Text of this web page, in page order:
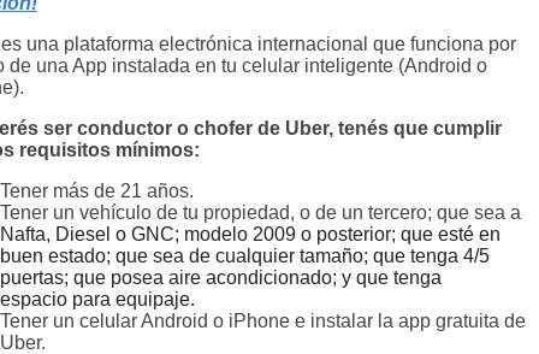
una plataforma electrónica internacional que funciona por
de una App instalada en tu celular inteligente (Android o
ser conductor o chofer de Uber, tenés que cumplir
requisitos mínimos:
Tener más de 21 años.
Tener un vehículo de tu propiedad, o de un tercero; que sea a
Nafta, Diesel o GNC; modelo 2009 o posterior; que esté en
buen estado; que sea de cualquier tamaño; que tenga 4/5
puertas; que posea aire acondicionado; y que tenga
espacio para equipaje.
Tener un celular Android o iPhone e instalar la app gratuita de
Uber.